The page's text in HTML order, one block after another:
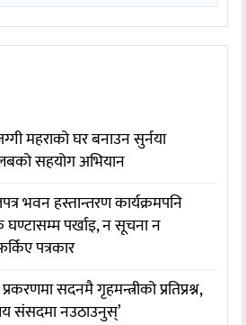
महराको घर बनाउन सुर्नया
सहयोग अभियान
भवन हस्तान्तरण कार्यक्रमपनि
पर्खाइ, न सूचना न
पत्रकार
सदनमै गृहमन्त्रीको प्रतिप्रश्न,
संसदमा नउठाउनुस्’